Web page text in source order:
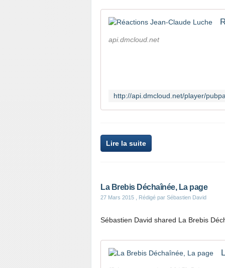
api.dmcloud.net
Lire la suite
La Brebis Déchaînée, La page
27 Mars 2015 , Rédigé par Sébastien David
Sébastien David shared La Brebis